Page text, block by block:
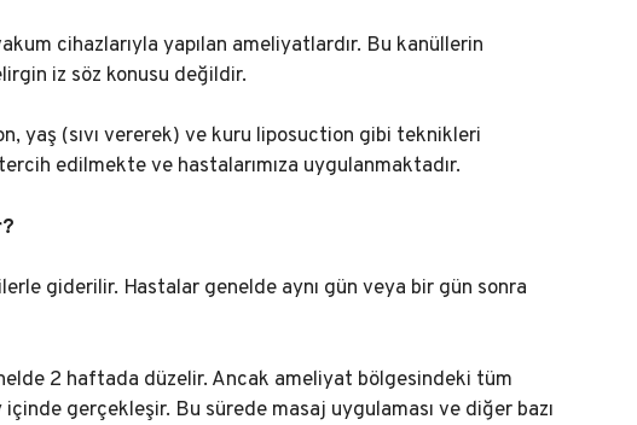
cihazlarıyla yapılan ameliyatlardır. Bu kanüllerin
iz söz konusu değildir.
yaş (sıvı vererek) ve kuru liposuction gibi teknikleri
edilmekte ve hastalarımıza uygulanmaktadır.
giderilir. Hastalar genelde aynı gün veya bir gün sonra
2 haftada düzelir. Ancak ameliyat bölgesindeki tüm
gerçekleşir. Bu sürede masaj uygulaması ve diğer bazı